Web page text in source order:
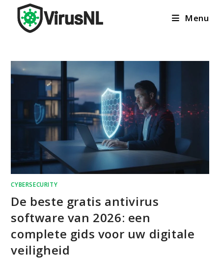
inhoud
Menu
CYBERSECURITY
De beste gratis antivirus
software van 2026: een
complete gids voor uw digitale
veiligheid